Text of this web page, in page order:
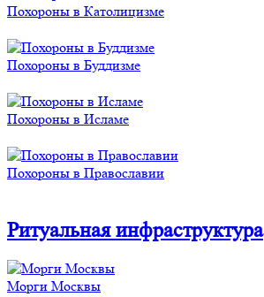
Похороны в Католицизме
Похороны в Буддизме
Похороны в Исламе
Похороны в Православии
Ритуальная инфраструктура
Морги Москвы